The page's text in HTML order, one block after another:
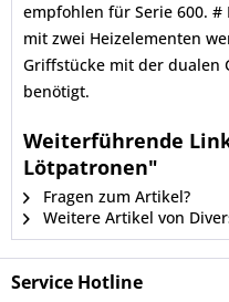
empfohlen für Serie 600.
mit zwei Heizelementen
Griffstücke mit der dualen
benötigt.
Weiterführende
Lötpatronen"
Fragen zum Artikel?
Weitere Artikel von
Service Hotline